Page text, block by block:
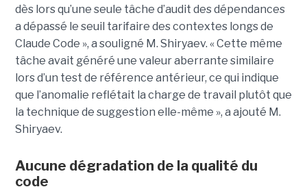
dès lors qu’une seule tâche d’audit des dépendances
a dépassé le seuil tarifaire des contextes longs de
Claude Code », a souligné M. Shiryaev. « Cette même
tâche avait généré une valeur aberrante similaire
lors d’un test de référence antérieur, ce qui indique
que l’anomalie reflétait la charge de travail plutôt que
la technique de suggestion elle-même », a ajouté M.
Shiryaev.
Aucune dégradation de la qualité du
code